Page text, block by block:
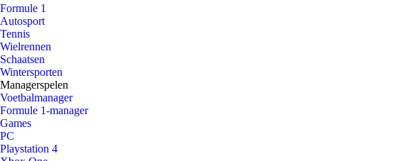
Formule 1
Autosport
Tennis
Wielrennen
Schaatsen
Wintersporten
Managerspelen
Voetbalmanager
Formule 1-manager
Games
PC
Playstation 4